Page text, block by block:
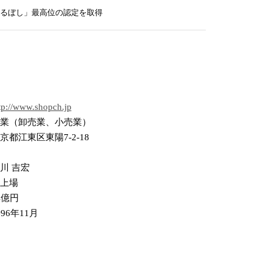
ぼし」最高位の認定を取得
www.shopch.jp
（卸売業、小売業）
都江東区東陽7-2-18
吉宏
場
円
年11月